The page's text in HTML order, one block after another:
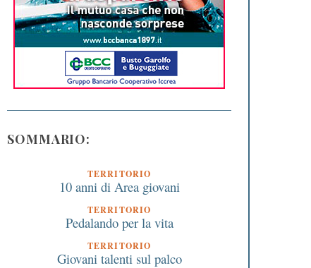
SOMMARIO:
TERRITORIO
10 anni di Area giovani
TERRITORIO
Pedalando per la vita
TERRITORIO
Giovani talenti sul palco